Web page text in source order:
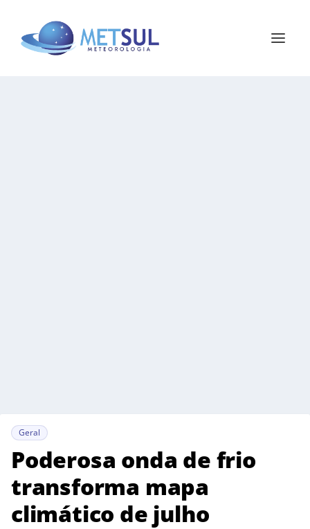
Geral
Poderosa onda de frio
transforma mapa
climático de julho